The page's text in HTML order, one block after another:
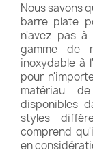
Nous savons
barre plate
n'avez pas
gamme de
inoxydable à
pour
matériau
disponibles
styles
comprend
en